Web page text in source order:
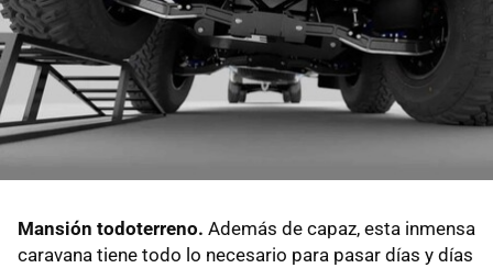
Mansión todoterreno. Además de capaz, esta inmensa
caravana tiene todo lo necesario para pasar días y días